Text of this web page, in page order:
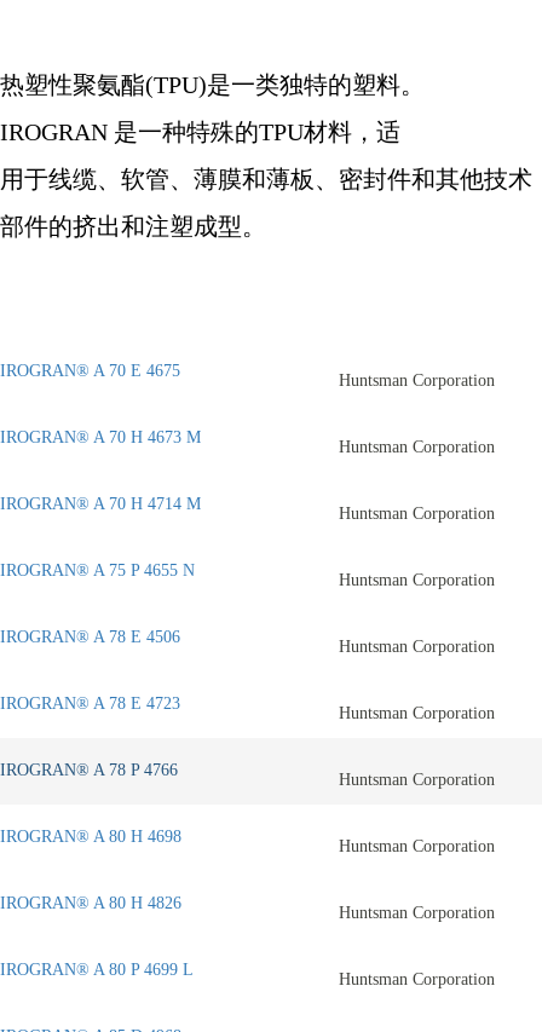
热塑性聚氨酯(TPU)是一类独特的塑料。
IROGRAN 是一种特殊的TPU材料，适
用于线缆、软管、薄膜和薄板、密封件和其他技术
部件的挤出和注塑成型。
IROGRAN® A 70 E 4675
Huntsman Corporation
IROGRAN® A 70 H 4673 M
Huntsman Corporation
IROGRAN® A 70 H 4714 M
Huntsman Corporation
IROGRAN® A 75 P 4655 N
Huntsman Corporation
IROGRAN® A 78 E 4506
Huntsman Corporation
IROGRAN® A 78 E 4723
Huntsman Corporation
IROGRAN® A 78 P 4766
Huntsman Corporation
IROGRAN® A 80 H 4698
Huntsman Corporation
IROGRAN® A 80 H 4826
Huntsman Corporation
IROGRAN® A 80 P 4699 L
Huntsman Corporation